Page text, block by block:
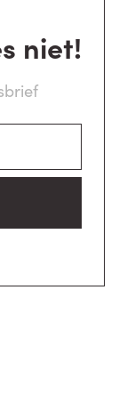
niet!